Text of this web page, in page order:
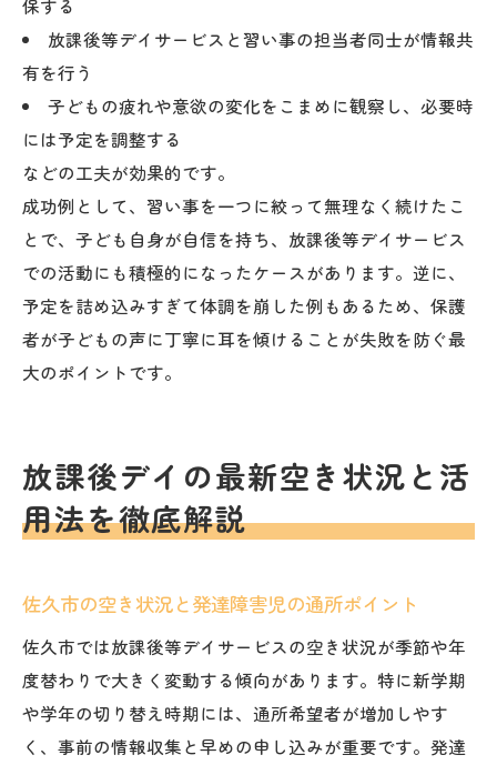
保する
放課後等デイサービスと習い事の担当者同士が情報共
有を行う
子どもの疲れや意欲の変化をこまめに観察し、必要時
には予定を調整する
などの工夫が効果的です。
成功例として、習い事を一つに絞って無理なく続けたこ
とで、子ども自身が自信を持ち、放課後等デイサービス
での活動にも積極的になったケースがあります。逆に、
予定を詰め込みすぎて体調を崩した例もあるため、保護
者が子どもの声に丁寧に耳を傾けることが失敗を防ぐ最
大のポイントです。
放課後デイの最新空き状況と活
用法を徹底解説
佐久市の空き状況と発達障害児の通所ポイント
佐久市では放課後等デイサービスの空き状況が季節や年
度替わりで大きく変動する傾向があります。特に新学期
や学年の切り替え時期には、通所希望者が増加しやす
く、事前の情報収集と早めの申し込みが重要です。発達